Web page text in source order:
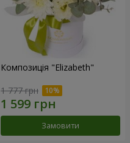
Композиція "Elizabeth"
1 777 грн
Замовити